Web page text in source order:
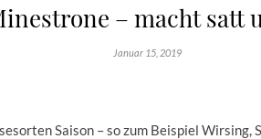
– macht satt
Januar 15, 2019
Saison – so zum Beispiel Wirsing,